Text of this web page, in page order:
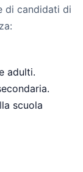
di candidati di
adulti.
scuola